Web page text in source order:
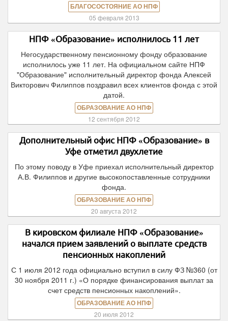
БЛАГОСОСТОЯНИЕ АО НПФ
05 февраля 2013
НПФ «Образование» исполнилось 11 лет
Негосударственному пенсионному фонду образование
исполнилось уже 11 лет. На официальном сайте НПФ
"Образование" исполнительный директор фонда Алексей
Викторович Филиппов поздравил всех клиентов фонда с этой
датой.
ОБРАЗОВАНИЕ АО НПФ
12 сентября 2012
Дополнительный офис НПФ «Образование» в
Уфе отметил двухлетие
По этому поводу в Уфе приехал исполнительный директор
А.В. Филиппов и другие высокопоставленные сотрудники
фонда.
ОБРАЗОВАНИЕ АО НПФ
20 августа 2012
В кировском филиале НПФ «Образование»
начался прием заявлений о выплате средств
пенсионных накоплений
С 1 июля 2012 года официально вступил в силу ФЗ №360 (от
30 ноября 2011 г.) «О порядке финансирования выплат за
счет средств пенсионных накоплений».
ОБРАЗОВАНИЕ АО НПФ
20 июля 2012